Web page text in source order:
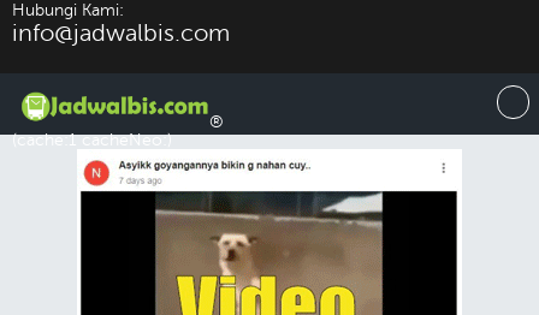
Hubungi Kami:
info@jadwalbis.com
®
(cache:1 cacheNeo:)